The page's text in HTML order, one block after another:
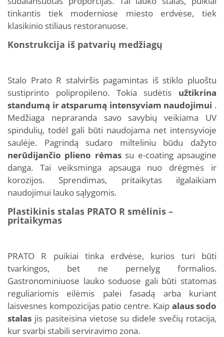
tinkantis tiek moderniose miesto erdvėse, tiek
klasikinio stiliaus restoranuose.
Konstrukcija iš patvarių medžiagų
Stalo Prato R stalviršis pagamintas iš stiklo pluoštu
sustiprinto polipropileno. Tokia sudėtis užtikrina
standumą ir atsparumą intensyviam naudojimui .
Medžiaga nepraranda savo savybių veikiama UV
spindulių, todėl gali būti naudojama net intensyvioje
saulėje. Pagrindą sudaro milteliniu būdu dažyto
nerūdijančio plieno rėmassu e-coating apsaugine
danga. Tai veiksminga apsauga nuo drėgmės ir
korozijos. Sprendimas, pritaikytas ilgalaikiam
naudojimui lauko sąlygomis.
Plastikinis stalas PRATO R smėlinis –
pritaikymas
PRATO R puikiai tinka erdvėse, kurios turi būti
tvarkingos, bet ne pernelyg formalios.
Gastronominiuose lauko soduose gali būti statomas
reguliariomis eilėmis palei fasadą arba kuriant
laisvesnes kompozicijas patio centre. Kaip alaus sodo
stalas jis pasiteisina vietose su didele svečių rotacija,
kur svarbi stabili serviravimo zona.